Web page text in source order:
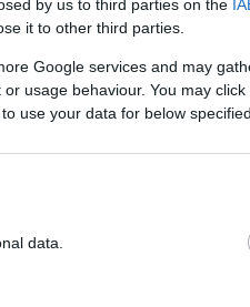
by us to third parties on the
it to other third parties.
Google services and may
usage behaviour. You may
use your data for below
data.
experience 2017